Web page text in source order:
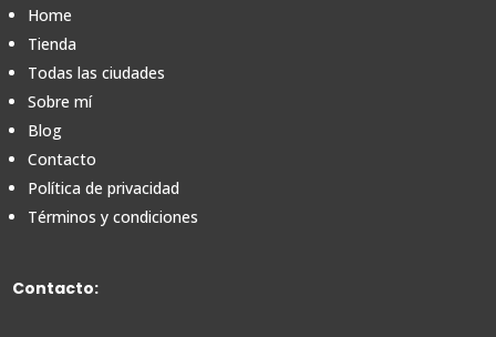
Home
Tienda
Todas las ciudades
Sobre mí
Blog
Contacto
Política de privacidad
Términos y condiciones
Contacto: